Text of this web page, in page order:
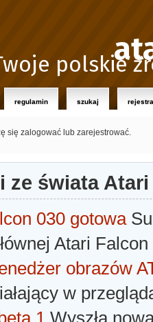
polskie
regulamin szukaj
się zalogować lub zarejestrować.
ze świata Atari
030 gotowa
Atari
obrazów
w